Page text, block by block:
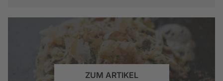
ZUM ARTIKEL